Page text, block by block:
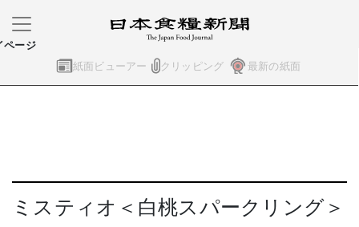
紙面ビューアー クリッピング 最新の紙面
ページ
ミスティオ＜白桃スパークリング＞